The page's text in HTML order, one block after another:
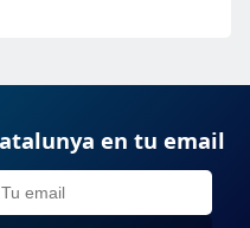
en tu email